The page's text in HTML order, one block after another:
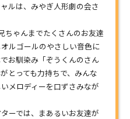
ルは、みやぎ人形劇の会さ
ちゃんまでたくさんのお友達
ルゴールのやさしい音色に
お馴染み「ぞうくんのさん
とっても力持ちで、みんな
メロディーを口ずさみなが
ーでは、まあるいお友達が